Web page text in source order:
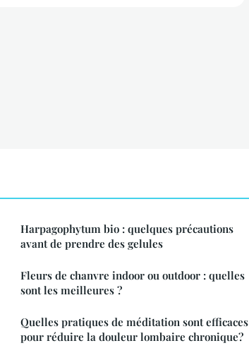
Harpagophytum bio : quelques précautions
avant de prendre des gelules
Fleurs de chanvre indoor ou outdoor : quelles
sont les meilleures ?
Quelles pratiques de méditation sont efficaces
pour réduire la douleur lombaire chronique?